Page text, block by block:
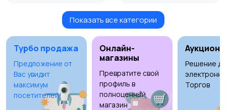
Видеонаблюдение Объективы
Фотовспышки Аксессуары
Показать все категории
Турбо продажа
Предложение от
Вас увидит
максимум
посетителей!
Онлайн-
магазины
Превратите свой
профиль в
полноценный
магазин
Аукционы
Решение
Торгов